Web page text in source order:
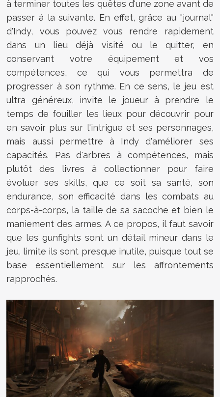
à terminer toutes les quêtes d'une zone avant de
passer à la suivante. En effet, grâce au "journal"
d'Indy, vous pouvez vous rendre rapidement
dans un lieu déjà visité ou le quitter, en
conservant votre équipement et vos
compétences, ce qui vous permettra de
progresser à son rythme. En ce sens, le jeu est
ultra généreux, invite le joueur à prendre le
temps de fouiller les lieux pour découvrir pour
en savoir plus sur l'intrigue et ses personnages,
mais aussi permettre à Indy d'améliorer ses
capacités. Pas d'arbres à compétences, mais
plutôt des livres à collectionner pour faire
évoluer ses skills, que ce soit sa santé, son
endurance, son efficacité dans les combats au
corps-à-corps, la taille de sa sacoche et bien le
maniement des armes. A ce propos, il faut savoir
que les gunfights sont un détail mineur dans le
jeu, limite ils sont presque inutile, puisque tout se
base essentiellement sur les affrontements
rapprochés.